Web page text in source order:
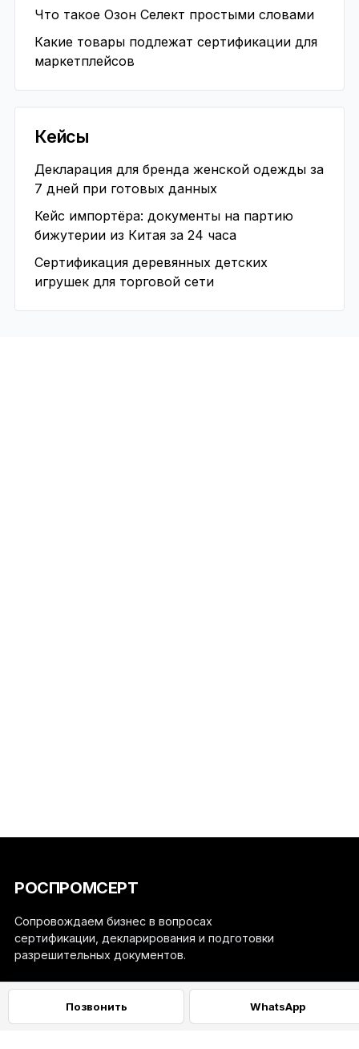
Что такое Озон Селект простыми словами
Какие товары подлежат сертификации для
маркетплейсов
Кейсы
Декларация для бренда женской одежды за
7 дней при готовых данных
Кейс импортёра: документы на партию
бижутерии из Китая за 24 часа
Сертификация деревянных детских
игрушек для торговой сети
Позвонить WhatsApp
РОСПРОМСЕРТ
Сопровождаем бизнес в вопросах
сертификации, декларирования и подготовки
разрешительных документов.
Навигация